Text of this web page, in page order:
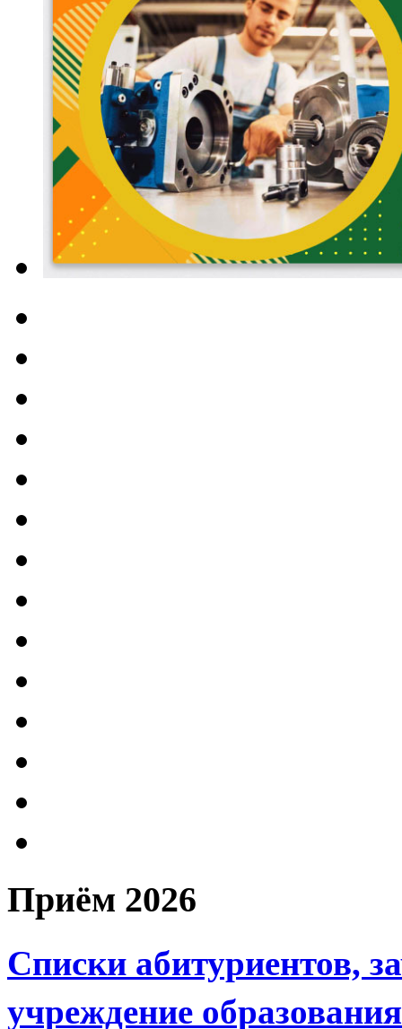
Приём 2026
Списки абитуриентов,
учреждение